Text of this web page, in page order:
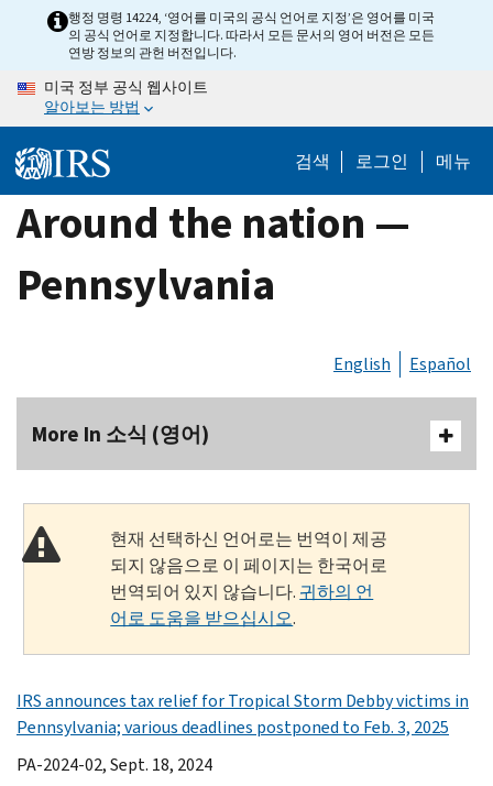
content
행정 명령 14224, ‘영어를 미국의 공식 언어로 지정’은 영어를 미국
의 공식 언어로 지정합니다. 따라서 모든 문서의 영어 버전은 모든
연방 정보의 관헌 버전입니다.
미국 정부 공식 웹사이트
알아보는 방법
검색 로그인 메뉴
Around the nation —
Pennsylvania
English Español
More In 소식 (영어)
현재 선택하신 언어로는 번역이 제공
되지 않음으로 이 페이지는 한국어로
번역되어 있지 않습니다. 귀하의 언
어로 도움을 받으십시오.
IRS announces tax relief for Tropical Storm Debby victims in
Pennsylvania; various deadlines postponed to Feb. 3, 2025
PA-2024-02, Sept. 18, 2024